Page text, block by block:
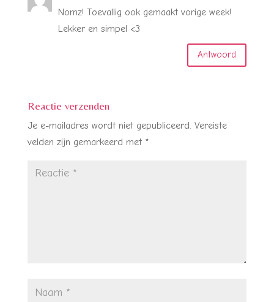
Nomz! Toevallig ook gemaakt vorige week!
Lekker en simpel <3
Antwoord
Reactie verzenden
Je e-mailadres wordt niet gepubliceerd. Vereiste
velden zijn gemarkeerd met *